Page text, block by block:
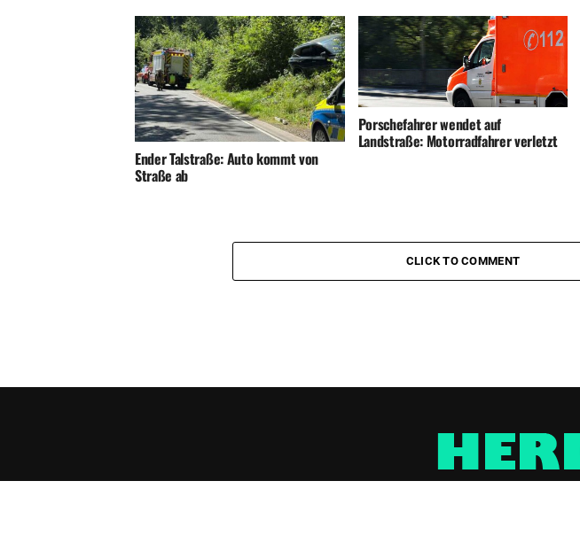
Ender Talstraße: Auto kommt von
Straße ab
Porschefahrer wendet auf
Landstraße: Motorradfahrer verletzt
CLICK TO COMMENT